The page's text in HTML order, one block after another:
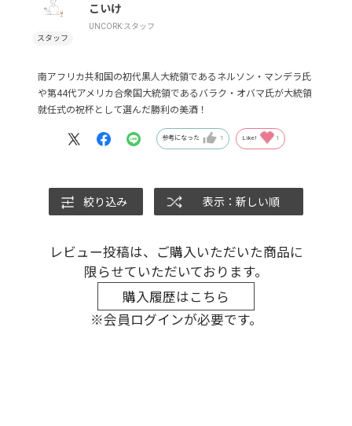
こいけ
UNCORK:スタッフ
南アフリカ共和国の初代黒人大統領であるネルソン・マンデラ氏
や第44代アメリカ合衆国大統領であるバラク・オバマ氏が大統領
就任式の祝杯として選んだ勝利の美酒！
参考になった 1 Like! 1
絞り込み 表示：新しい順
レビュー投稿は、ご購入いただいた商品に
限らせていただいております。
購入履歴はこちら
※会員ログインが必要です。